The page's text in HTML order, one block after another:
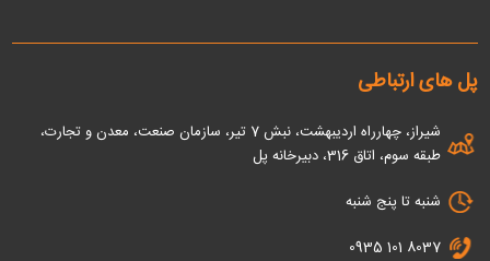
پل های ارتباطی
شیراز، چهارراه اردیبهشت، نبش 7 تیر، سازمان صنعت، معدن و تجارت،
طبقه سوم، اتاق 316، دبیرخانه پل
شنبه تا پنج شنبه
0935 101 8037